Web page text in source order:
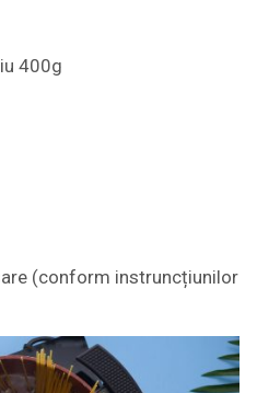
400g
(conform instruncțiunilor